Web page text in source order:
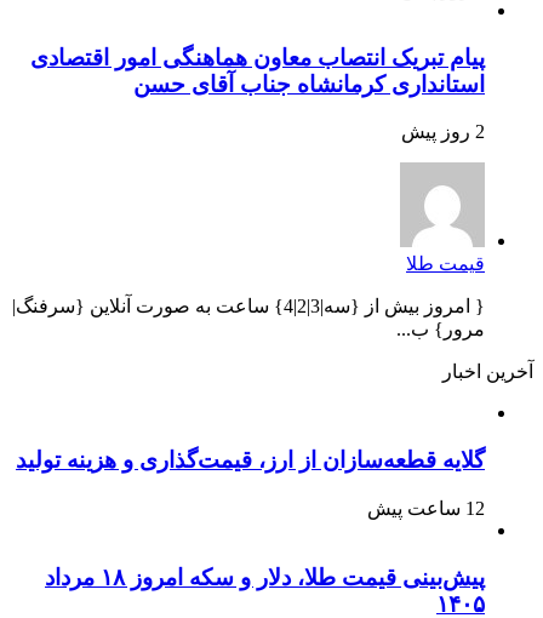
پیام تبریک انتصاب معاون هماهنگی امور اقتصادی
استانداری کرمانشاه جناب آقای حسن
2 روز پیش
قیمت طلا
{ امروز بیش از {سه|3|2|4} ساعت به صورت آنلاین {سرفنگ|
مرور} ب...
آخرین اخبار
گلایه قطعه‌سازان از ارز، قیمت‌گذاری و هزینه تولید
12 ساعت پیش
پیش‌بینی قیمت طلا، دلار و سکه امروز ۱۸ مرداد
۱۴۰۵